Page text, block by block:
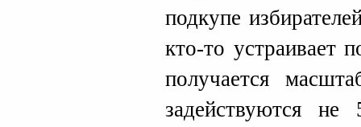
подкупе
кто-то устраивает
получается
задействуются